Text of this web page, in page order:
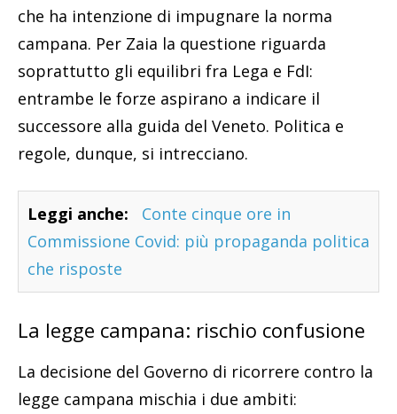
che ha intenzione di impugnare la norma
campana. Per Zaia la questione riguarda
soprattutto gli equilibri fra Lega e FdI:
entrambe le forze aspirano a indicare il
successore alla guida del Veneto. Politica e
regole, dunque, si intrecciano.
Leggi anche:
Conte cinque ore in
Commissione Covid: più propaganda politica
che risposte
La legge campana: rischio confusione
La decisione del Governo di ricorrere contro la
legge campana mischia i due ambiti: